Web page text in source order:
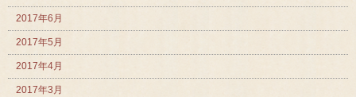
2017年6月
2017年5月
2017年4月
2017年3月